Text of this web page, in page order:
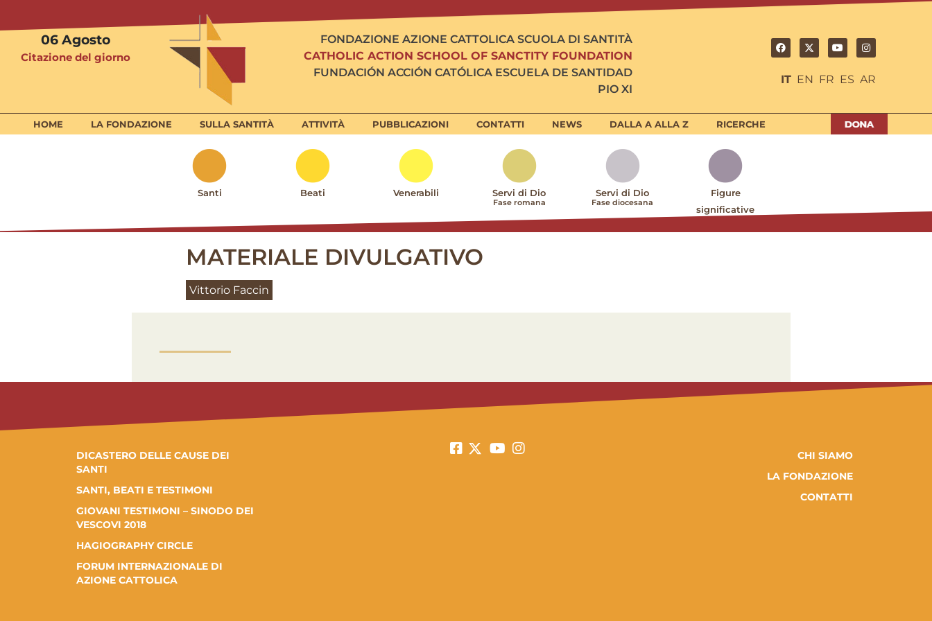
06 Agosto
Citazione del giorno
FONDAZIONE AZIONE CATTOLICA SCUOLA DI SANTITÀ
CATHOLIC ACTION SCHOOL OF SANCTITY FOUNDATION
FUNDACIÓN ACCIÓN CATÓLICA ESCUELA DE SANTIDAD
PIO XI
IT EN FR ES AR
HOME LA FONDAZIONE SULLA SANTITÀ ATTIVITÀ PUBBLICAZIONI CONTATTI NEWS DALLA A ALLA Z RICERCHE
Santi Beati Venerabili Servi di Dio
Fase romana
Servi di Dio
Fase diocesana
Figure
significative
MATERIALE DIVULGATIVO
Vittorio Faccin
DICASTERO DELLE CAUSE DEI
SANTI
SANTI, BEATI E TESTIMONI
GIOVANI TESTIMONI – SINODO DEI
VESCOVI 2018
HAGIOGRAPHY CIRCLE
FORUM INTERNAZIONALE DI
AZIONE CATTOLICA
CHI SIAMO
LA FONDAZIONE
CONTATTI